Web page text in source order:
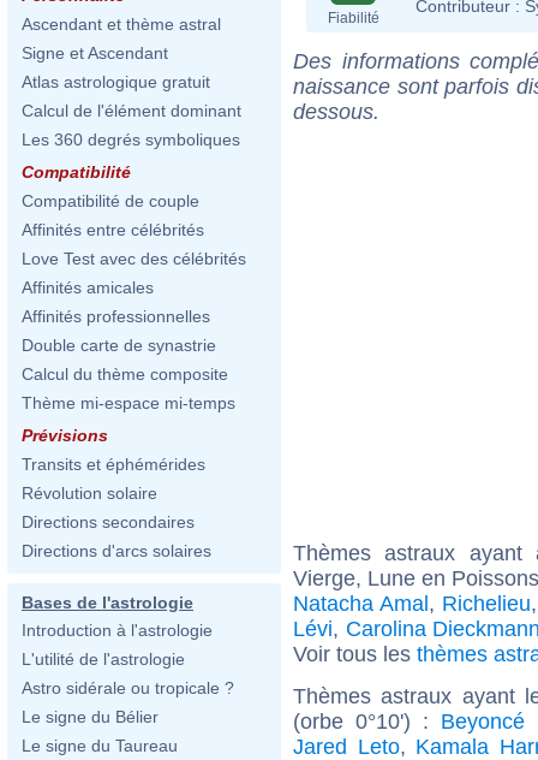
Ascendant et thème astral
Signe et Ascendant
Atlas astrologique gratuit
Calcul de l'élément dominant
Les 360 degrés symboliques
Compatibilité
Compatibilité de couple
Affinités entre célébrités
Love Test avec des célébrités
Affinités amicales
Affinités professionnelles
Double carte de synastrie
Calcul du thème composite
Thème mi-espace mi-temps
Prévisions
Transits et éphémérides
Révolution solaire
Directions secondaires
Directions d'arcs solaires
Bases de l'astrologie
Introduction à l'astrologie
L'utilité de l'astrologie
Astro sidérale ou tropicale ?
Le signe du Bélier
Le signe du Taureau
Fiabilité
Contributeur :
Des informations
naissance sont parfois
dessous.
Thèmes astraux
Vierge, Lune en
Natacha Amal, Richelieu
Lévi, Carolina
Voir tous les thèmes
Thèmes astraux ayant
(orbe 0°10') : Beyoncé
Jared Leto, Kamala